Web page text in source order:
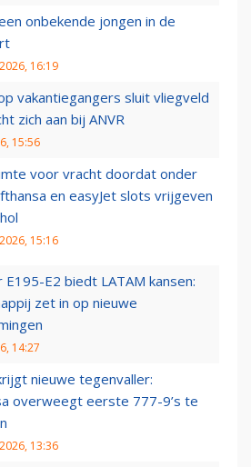
onbekende jongen in de
16:19
vakantiegangers sluit vliegveld
zich aan bij ANVR
15:56
voor vracht doordat onder
en easyJet slots vrijgeven
15:16
E195-E2 biedt LATAM kansen:
zet in op nieuwe
14:27
nieuwe tegenvaller:
overweegt eerste 777-9’s te
13:36